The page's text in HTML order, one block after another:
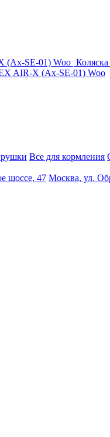
(Ax-SE-01) Woo
AIR-X (Ax-SE-01) Woo
Все для кормления
шоссе, 47 Москва, ул.